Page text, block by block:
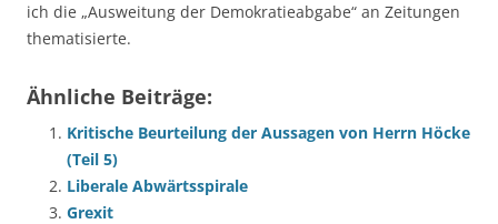
ich die „Ausweitung der Demokratieabgabe“ an Zeitungen
thematisierte.
Ähnliche Beiträge:
Kritische Beurteilung der Aussagen von Herrn Höcke
(Teil 5)
Liberale Abwärtsspirale
Grexit